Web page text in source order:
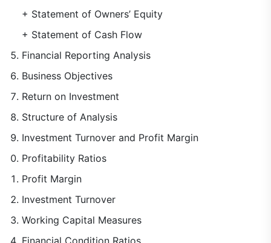
+ Statement of Owners’ Equity
+ Statement of Cash Flow
Financial Reporting Analysis
Business Objectives
Return on Investment
Structure of Analysis
Investment Turnover and Profit Margin
Profitability Ratios
Profit Margin
Investment Turnover
Working Capital Measures
Financial Condition Ratios